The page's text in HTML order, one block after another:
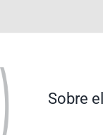
Sobre